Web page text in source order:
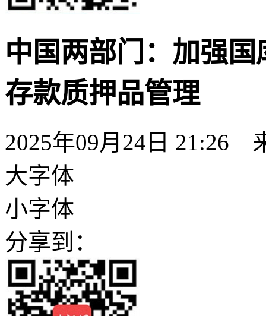
中国两部门：加强
存款质押品管理
2025年09月24日 21:26
大字体
小字体
分享到：